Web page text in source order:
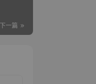
下一篇